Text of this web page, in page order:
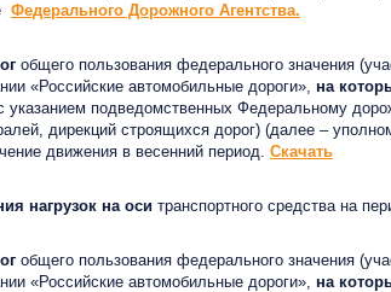
Федерального Дорожного Агентства.
общего пользования федерального значения
«Российские автомобильные дороги», на
указанием подведомственных Федеральному
дирекций строящихся дорог) (далее –
движения в весенний период. Скачать
нагрузок на оси транспортного средства на
общего пользования федерального значения
«Российские автомобильные дороги», на